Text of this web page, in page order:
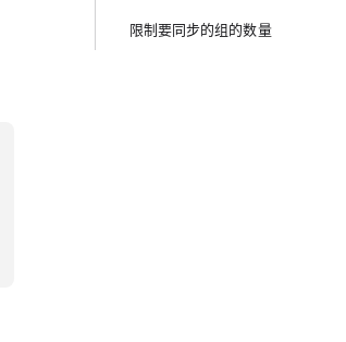
限制要同步的组的数量